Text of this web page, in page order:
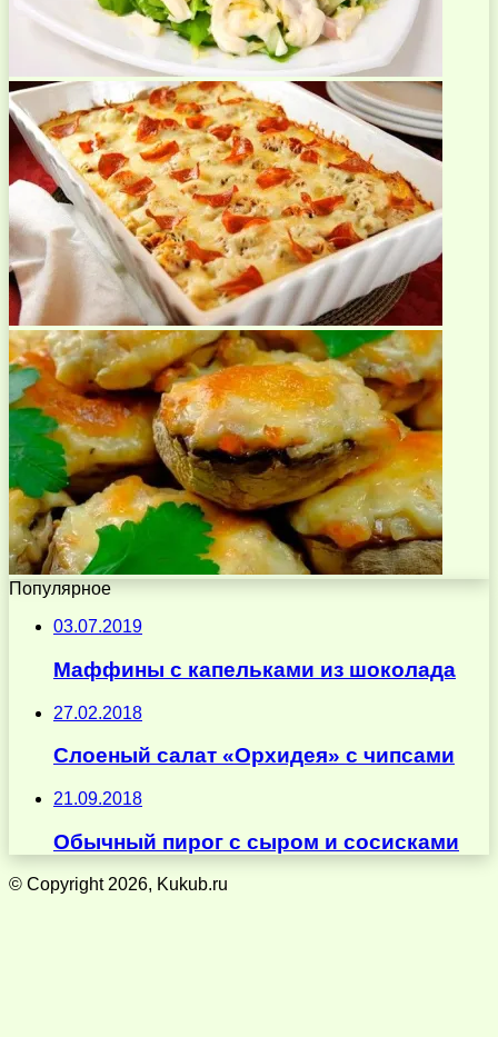
Популярное
03.07.2019
Мaффины с капельками из шоколада
27.02.2018
Слоеный салат «Орхидея» с чипсами
21.09.2018
Обычный пирог с сыром и сосисками
© Copyright 2026, Kukub.ru